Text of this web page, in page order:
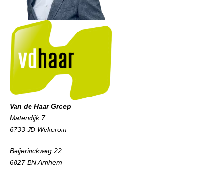
Van de Haar Groep
Matendijk 7
6733 JD Wekerom
Beijerinckweg 22
6827 BN Arnhem